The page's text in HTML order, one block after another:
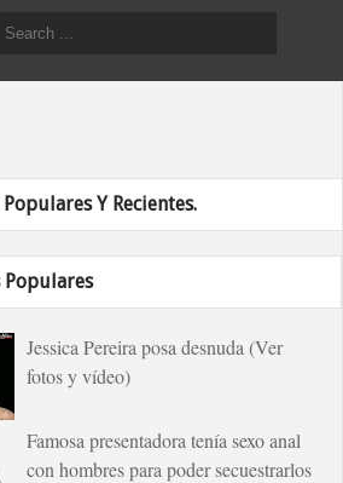
Y Recientes.
Jessica Pereira posa desnuda (Ver
fotos y vídeo)
Famosa presentadora tenía sexo anal
con hombres para poder secuestrarlos